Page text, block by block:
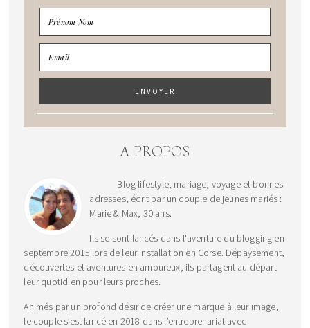
A PROPOS
Blog lifestyle, mariage, voyage et bonnes
adresses, écrit par un couple de jeunes mariés :
Marie & Max, 30 ans.
Ils se sont lancés dans l'aventure du blogging en
septembre 2015 lors de leur installation en Corse. Dépaysement,
découvertes et aventures en amoureux, ils partagent au départ
leur quotidien pour leurs proches.
Animés par un profond désir de créer une marque à leur image,
le couple s’est lancé en 2018 dans l’entreprenariat avec